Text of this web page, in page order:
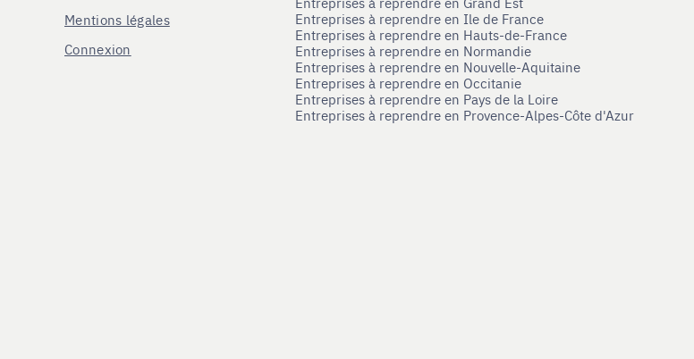
Mentions légales
Connexion
Entreprises à reprendre en Ile de France
Entreprises à reprendre en Hauts-de-France
Entreprises à reprendre en Normandie
Entreprises à reprendre en Nouvelle-Aquitaine
Entreprises à reprendre en Occitanie
Entreprises à reprendre en Pays de la Loire
Entreprises à reprendre en Provence-Alpes-Côte d'Azur